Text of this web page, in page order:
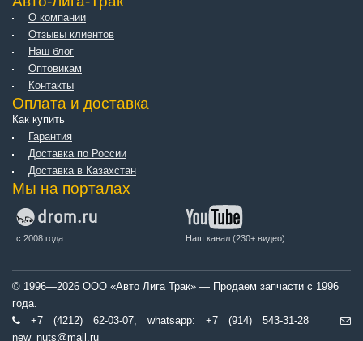
О компании
Отзывы клиентов
Наш блог
Оптовикам
Контакты
Оплата и доставка
Как купить
Гарантия
Доставка по России
Доставка в Казахстан
Мы на порталах
с 2008 года. Наш канал (230+ видео)
© 1996—2026 ООО «Авто Лига Трак» — Продаем запчасти с 1996
года.
+7 (4212) 62-03-07, whatsapp: +7 (914) 543-31-28
new_nuts@mail.ru